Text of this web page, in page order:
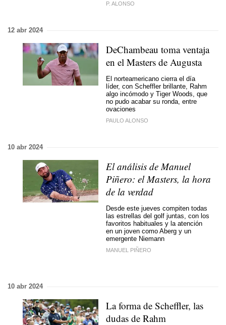
P. ALONSO
12 abr 2024
DeChambeau toma ventaja
en el Masters de Augusta
El norteamericano cierra el día
líder, con Scheffler brillante, Rahm
algo incómodo y Tiger Woods, que
no pudo acabar su ronda, entre
ovaciones
PAULO ALONSO
10 abr 2024
El análisis de Manuel
Piñero: el Masters, la hora
de la verdad
Desde este jueves compiten todas
las estrellas del golf juntas, con los
favoritos habituales y la atención
en un joven como Aberg y un
emergente Niemann
MANUEL PIÑERO
10 abr 2024
La forma de Scheffler, las
dudas de Rahm